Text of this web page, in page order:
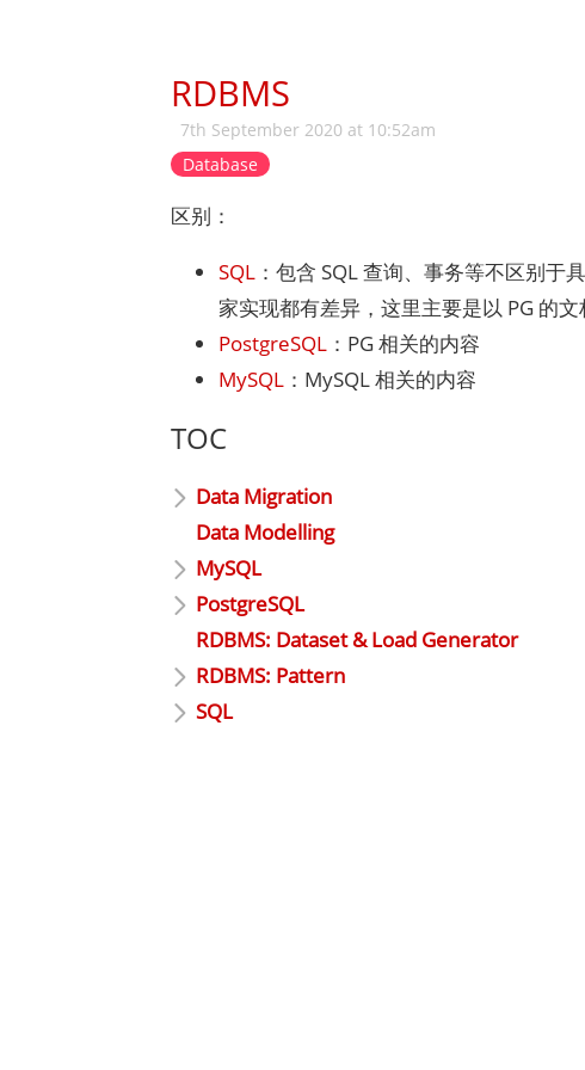
RDBMS
7th September 2020 at 10:52am
Database
区别：
SQL ：包含 SQL 查询、事务等不区别于
家实现都有差异，这里主要是以 PG 的
PostgreSQL ：PG 相关的内容
MySQL ：MySQL 相关的内容
TOC
Data Migration
Data Modelling
MySQL
PostgreSQL
RDBMS: Dataset & Load Generator
RDBMS: Pattern
SQL